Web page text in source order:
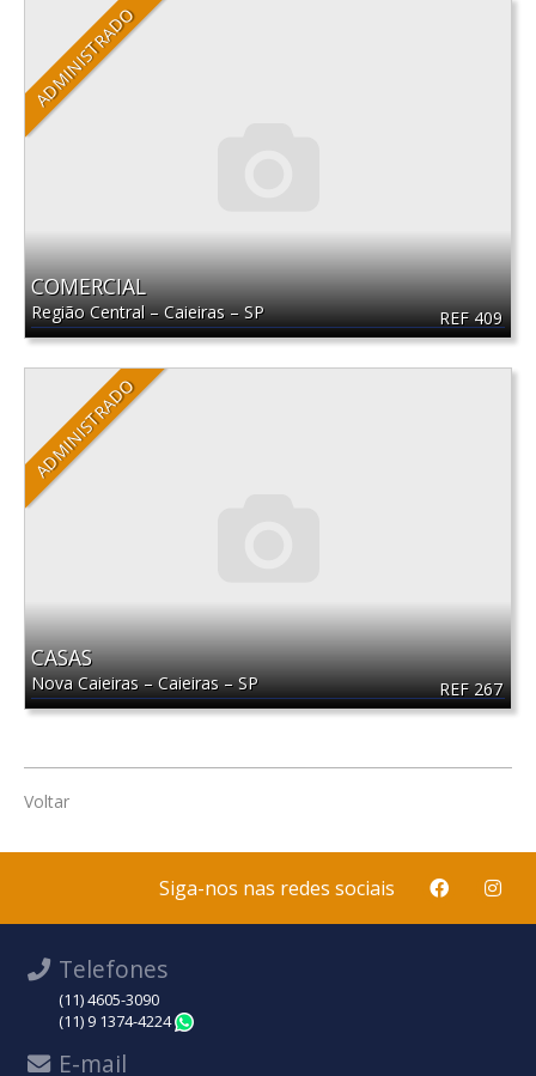
ADMINISTRADO
REF 409
COMERCIAL
Região Central–Caieiras–SP
ADMINISTRADO
REF 267
CASAS
Nova Caieiras–Caieiras–SP
Voltar
Siga-nos nas redes sociais
Telefones
(11) 4605-3090
(11) 9 1374-4224
E-mail